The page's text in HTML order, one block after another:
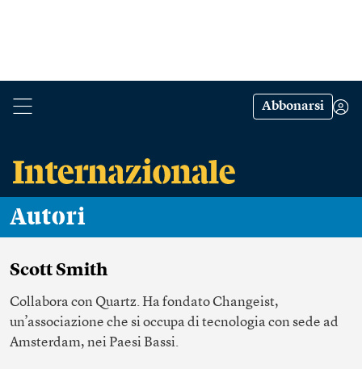
Abbonarsi
Autori
Scott Smith
Collabora con Quartz. Ha fondatoChangeist,
un’associazione che si occupa di tecnologia con sede ad
Amsterdam, nei Paesi Bassi.